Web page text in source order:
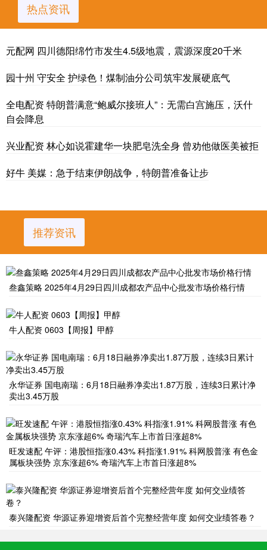
热点资讯
元配网 四川德阳绵竹市发生4.5级地震，震源深度20千米
园十州 守安全 护绿色！煤制油分公司筑牢发展硬底气
全电配资 特朗普满意“鲍威尔接班人”：无需白宫施压，沃什
自会降息
兴业配资 林心如说霍建华一块肥皂洗全身 曾劝他做医美被拒
好牛 美媒：急于结束伊朗战争，特朗普准备让步
推荐资讯
叁鑫策略 2025年4月29日四川成都农产品中心批发市场价格行情
牛人配资 0603【周报】甲醇
永华证券 国电南瑞：6月18日融券净卖出1.87万股，连续3日累计净
卖出3.45万股
旺发速配 午评：港股恒指涨0.43% 科指涨1.91% 科网股普涨 有色金
属板块强势 京东涨超6% 奇瑞汽车上市首日涨超8%
泰兴隆配资 华源证券迎增资后首个完整经营年度 如何交业绩答卷？